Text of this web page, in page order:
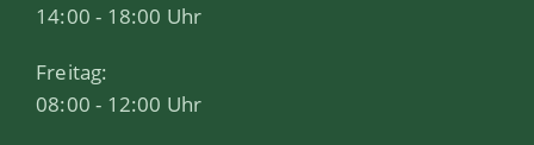
14:00 - 18:00 Uhr
Freitag:
08:00 - 12:00 Uhr